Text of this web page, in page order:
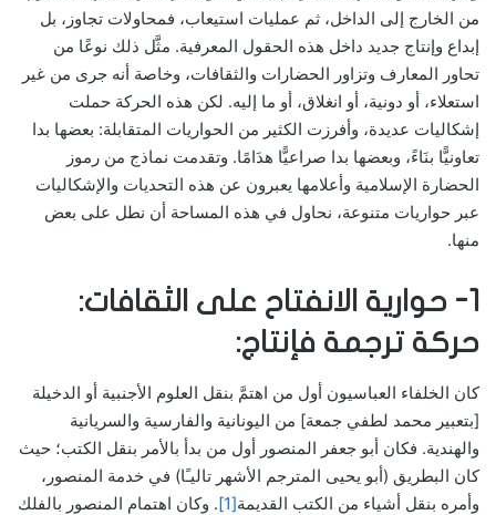
من الخارج إلى الداخل، ثم عمليات استيعاب، فمحاولات تجاوز، بل
إبداع وإنتاج جديد داخل هذه الحقول المعرفية. مثَّل ذلك نوعًا من
تحاور المعارف وتزاور الحضارات والثقافات، وخاصة أنه جرى من غير
استعلاء، أو دونية، أو انغلاق، أو ما إليه. لكن هذه الحركة حملت
إشكاليات عديدة، وأفرزت الكثير من الحواريات المتقابلة: بعضها بدا
تعاونيًّا بنَاءً، وبعضها بدا صراعيًّا هدَامًا. وتقدمت نماذج من رموز
الحضارة الإسلامية وأعلامها يعبرون عن هذه التحديات والإشكاليات
عبر حواريات متنوعة، نحاول في هذه المساحة أن نطل على بعض
منها.
1- حوارية الانفتاح على الثقافات:
حركة ترجمة فإنتاج:
كان الخلفاء العباسيون أول من اهتمَّ بنقل العلوم الأجنبية أو الدخيلة
[بتعبير محمد لطفي جمعة] من اليونانية والفارسية والسريانية
والهندية. فكان أبو جعفر المنصور أول من بدأ بالأمر بنقل الكتب؛ حيث
كان البطريق (أبو يحيى المترجم الأشهر تاليـًا) في خدمة المنصور،
وأمره بنقل أشياء من الكتب القديمة[1]
. وكان اهتمام المنصور بالفلك